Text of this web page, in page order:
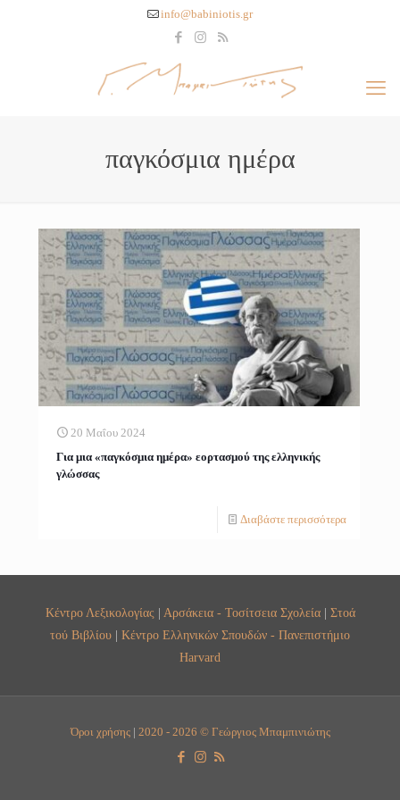
info@babiniotis.gr
παγκόσμια ημέρα
20 Μαΐου 2024
Για μια «παγκόσμια ημέρα» εορτασμού της ελληνικής
γλώσσας
Διαβάστε περισσότερα
Κέντρο Λεξικολογίας | Αρσάκεια - Τοσίτσεια Σχολεία| Στοά
τού Βιβλίου | Κέντρο Ελληνικών Σπουδών - Πανεπιστήμιο
Harvard
Όροι χρήσης| 2020 - 2026 © Γεώργιος Μπαμπινιώτης